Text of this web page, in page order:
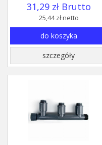
31,29 zł Brutto
25,44 zł netto
do koszyka
szczegóły